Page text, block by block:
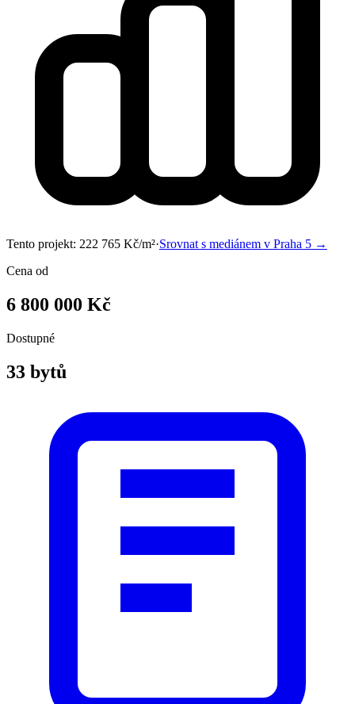
Tento projekt: 222 765 Kč/m²·Srovnat s mediánem v Praha 5 →
Cena od
6 800 000 Kč
Dostupné
33 bytů